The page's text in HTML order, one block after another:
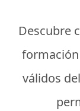
Descubre
formación
válidos